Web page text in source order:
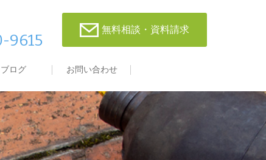
9615
無料相談・資料請求
ブログ お問い合わせ